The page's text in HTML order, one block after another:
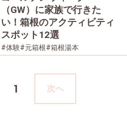
（GW）に家族で行きた
い！箱根のアクティビティ
スポット12選
#体験#元箱根#箱根湯本
#箱根フリーパス#家族で
1 次へ